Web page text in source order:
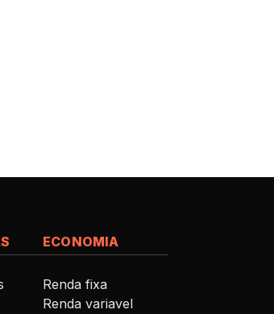
ECONOMIA
Renda fixa
Renda variavel